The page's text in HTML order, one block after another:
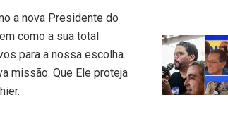
a nova Presidente do
como a sua total
para a nossa escolha.
missão. Que Ele proteja